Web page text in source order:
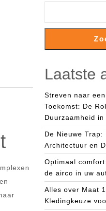
Laatste
Streven naar
Toekomst: De
Duurzaamheid
De Nieuwe Trap:
Architectuur en
Optimaal
de airco in uw
Alles over Maat
Kledingkeuze